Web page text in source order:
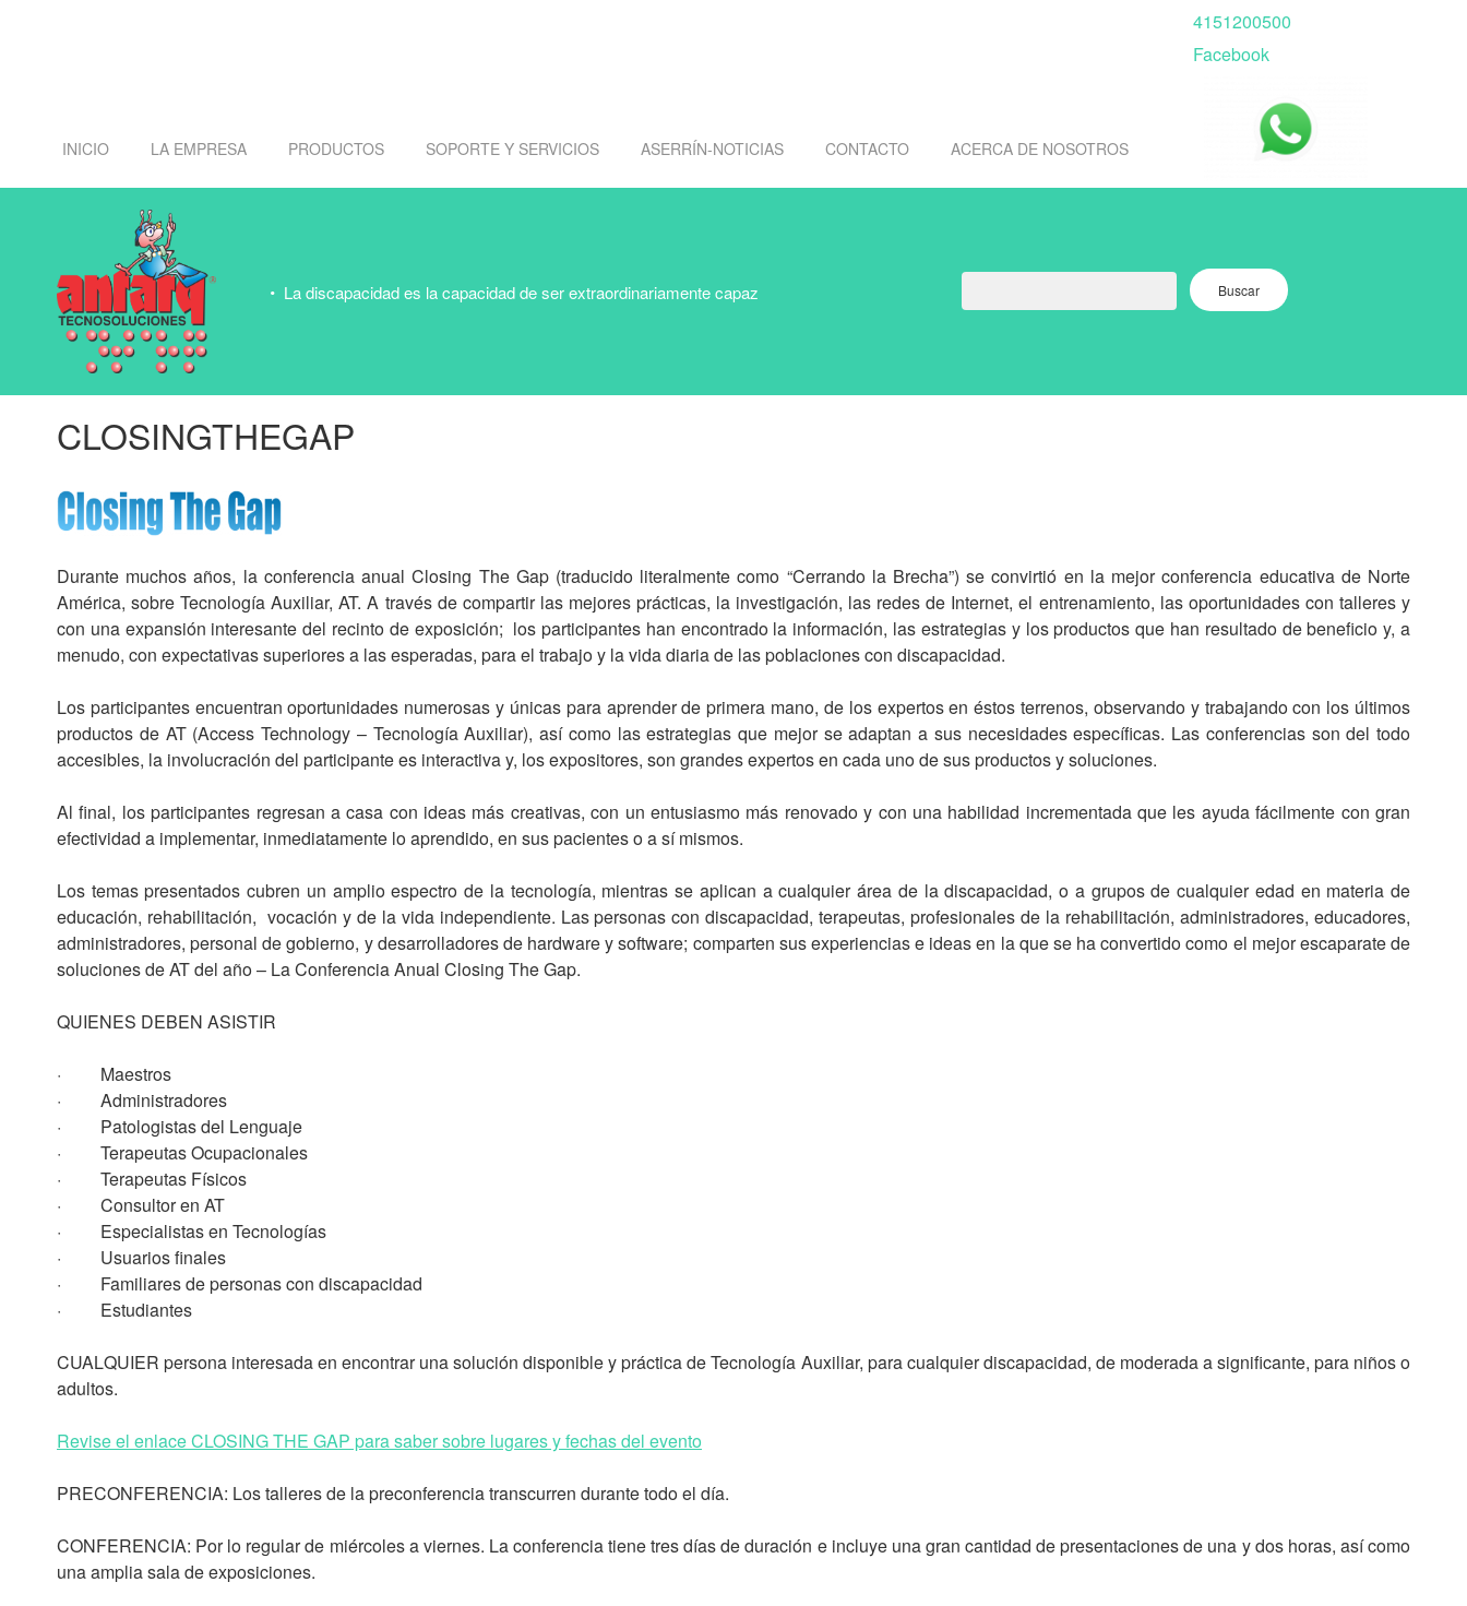
INICIO LA EMPRESA PRODUCTOS SOPORTE Y SERVICIOS ASERRÍN-NOTICIAS CONTACTO ACERCA DE NOSOTROS
4151200500
Facebook
La discapacidad es la capacidad de ser extraordinariamente capaz Buscar
CLOSINGTHEGAP
Durante muchos años, la conferencia anual Closing The Gap (traducido literalmente como “Cerrando la Brecha”) se convirtió en la mejor conferencia educativa de Norte
América, sobre Tecnología Auxiliar, AT. A través de compartir las mejores prácticas, la investigación, las redes de Internet, el entrenamiento, las oportunidades con talleres y
con una expansión interesante del recinto de exposición; los participantes han encontrado la información, las estrategias y los productos que han resultado de beneficio y, a
menudo, con expectativas superiores a las esperadas, para el trabajo y la vida diaria de las poblaciones con discapacidad.
Los participantes encuentran oportunidades numerosas y únicas para aprender de primera mano, de los expertos en éstos terrenos, observando y trabajando con los últimos
productos de AT (Access Technology – Tecnología Auxiliar), así como las estrategias que mejor se adaptan a sus necesidades específicas. Las conferencias son del todo
accesibles, la involucración del participante es interactiva y, los expositores, son grandes expertos en cada uno de sus productos y soluciones.
Al final, los participantes regresan a casa con ideas más creativas, con un entusiasmo más renovado y con una habilidad incrementada que les ayuda fácilmente con gran
efectividad a implementar, inmediatamente lo aprendido, en sus pacientes o a sí mismos.
Los temas presentados cubren un amplio espectro de la tecnología, mientras se aplican a cualquier área de la discapacidad, o a grupos de cualquier edad en materia de
educación, rehabilitación, vocación y de la vida independiente. Las personas con discapacidad, terapeutas, profesionales de la rehabilitación, administradores, educadores,
administradores, personal de gobierno, y desarrolladores de hardware y software; comparten sus experiencias e ideas en la que se ha convertido como el mejor escaparate de
soluciones de AT del año – La Conferencia Anual Closing The Gap.
QUIENES DEBEN ASISTIR
· Maestros
· Administradores
· Patologistas del Lenguaje
· Terapeutas Ocupacionales
· Terapeutas Físicos
· Consultor en AT
· Especialistas en Tecnologías
· Usuarios finales
· Familiares de personas con discapacidad
· Estudiantes
CUALQUIER persona interesada en encontrar una solución disponible y práctica de Tecnología Auxiliar, para cualquier discapacidad, de moderada a significante, para niños o
adultos.
Revise el enlace CLOSING THE GAP para saber sobre lugares y fechas del evento
PRECONFERENCIA: Los talleres de la preconferencia transcurren durante todo el día.
CONFERENCIA: Por lo regular de miércoles a viernes. La conferencia tiene tres días de duración e incluye una gran cantidad de presentaciones de una y dos horas, así como
una amplia sala de exposiciones.